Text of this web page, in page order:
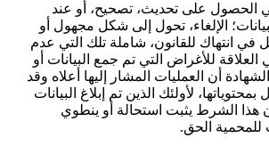
الحصول على تحديث، تصحيح، أو عند
الإلغاء، تحول إلى شكل مجهول أو
في انتهاك للقانون، شاملة تلك التي عدم
للأغراض التي تم جمع البيانات أو
أن العمليات المشار إليها أعلاه وقد
لأولئك الذين تم إبلاغ البيانات
هذا الشرط يثبت استحالة أو ينطوي
الحق.